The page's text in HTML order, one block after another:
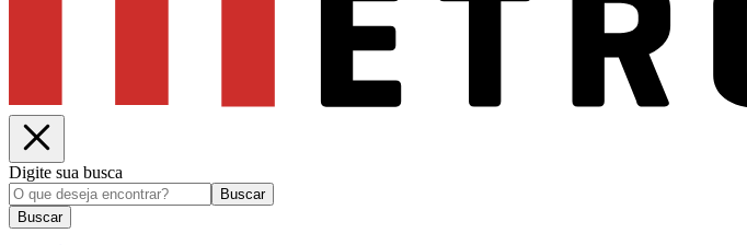
Digite sua busca
Buscar
Buscar